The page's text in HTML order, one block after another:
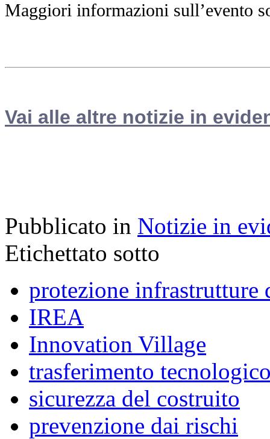
Maggiori informazioni sull’evento
Vai alle altre notizie in
Pubblicato in Notizie in
Etichettato sotto
protezione infrastrutture
IREA
Innovation Village
trasferimento
sicurezza del costruito
prevenzione dai rischi